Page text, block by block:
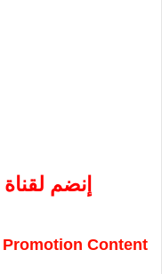
إنضم
Promotion Content